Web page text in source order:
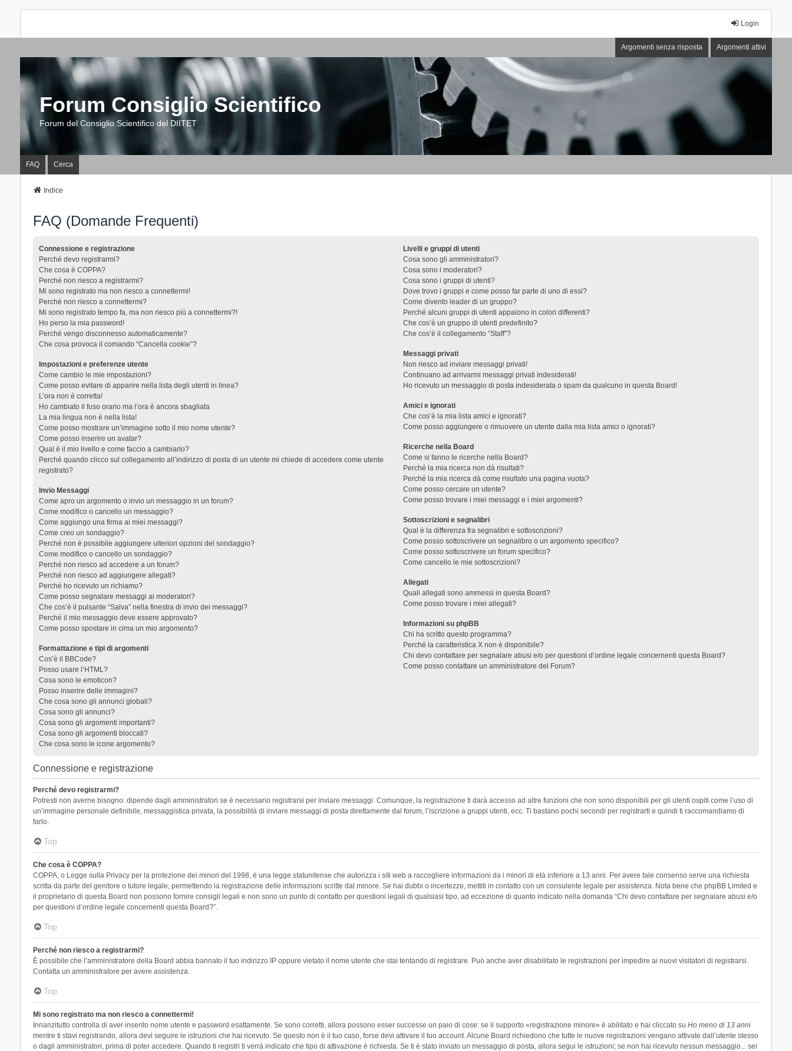
Login
Argomenti senza risposta Argomenti attivi
Forum Consiglio Scientifico
Forum del Consiglio Scientifico del DIITET
FAQ Cerca
Indice
FAQ (Domande Frequenti)
Connessione e registrazione
Perché devo registrarmi?
Che cosa è COPPA?
Perché non riesco a registrarmi?
Mi sono registrato ma non riesco a connettermi!
Perché non riesco a connettermi?
Mi sono registrato tempo fa, ma non riesco più a connettermi?!
Ho perso la mia password!
Perché vengo disconnesso automaticamente?
Che cosa provoca il comando “Cancella cookie”?
Impostazioni e preferenze utente
Come cambio le mie impostazioni?
Come posso evitare di apparire nella lista degli utenti in linea?
L’ora non è corretta!
Ho cambiato il fuso orario ma l’ora è ancora sbagliata
La mia lingua non è nella lista!
Come posso mostrare un’immagine sotto il mio nome utente?
Come posso inserire un avatar?
Qual è il mio livello e come faccio a cambiarlo?
Perché quando clicco sul collegamento all’indirizzo di posta di un utente mi chiede di accedere come utente
registrato?
Invio Messaggi
Come apro un argomento o invio un messaggio in un forum?
Come modifico o cancello un messaggio?
Come aggiungo una firma ai miei messaggi?
Come creo un sondaggio?
Perché non è possibile aggiungere ulteriori opzioni del sondaggio?
Come modifico o cancello un sondaggio?
Perché non riesco ad accedere a un forum?
Perché non riesco ad aggiungere allegati?
Perché ho ricevuto un richiamo?
Come posso segnalare messaggi ai moderatori?
Che cos’è il pulsante “Salva” nella finestra di invio dei messaggi?
Perché il mio messaggio deve essere approvato?
Come posso spostare in cima un mio argomento?
Formattazione e tipi di argomenti
Cos’è il BBCode?
Posso usare l’HTML?
Cosa sono le emoticon?
Posso inserire delle immagini?
Che cosa sono gli annunci globali?
Cosa sono gli annunci?
Cosa sono gli argomenti importanti?
Cosa sono gli argomenti bloccati?
Che cosa sono le icone argomento?
Livelli e gruppi di utenti
Cosa sono gli amministratori?
Cosa sono i moderatori?
Cosa sono i gruppi di utenti?
Dove trovo i gruppi e come posso far parte di uno di essi?
Come divento leader di un gruppo?
Perché alcuni gruppi di utenti appaiono in colori differenti?
Che cos’è un gruppo di utenti predefinito?
Che cos’è il collegamento “Staff”?
Messaggi privati
Non riesco ad inviare messaggi privati!
Continuano ad arrivarmi messaggi privati indesiderati!
Ho ricevuto un messaggio di posta indesiderata o spam da qualcuno in questa Board!
Amici e ignorati
Che cos’è la mia lista amici e ignorati?
Come posso aggiungere o rimuovere un utente dalla mia lista amici o ignorati?
Ricerche nella Board
Come si fanno le ricerche nella Board?
Perché la mia ricerca non dà risultati?
Perché la mia ricerca dà come risultato una pagina vuota?
Come posso cercare un utente?
Come posso trovare i miei messaggi e i miei argomenti?
Sottoscrizioni e segnalibri
Qual è la differenza fra segnalibri e sottoscrizioni?
Come posso sottoscrivere un segnalibro o un argomento specifico?
Come posso sottoscrivere un forum specifico?
Come cancello le mie sottoscrizioni?
Allegati
Quali allegati sono ammessi in questa Board?
Come posso trovare i miei allegati?
Informazioni su phpBB
Chi ha scritto questo programma?
Perché la caratteristica X non è disponibile?
Chi devo contattare per segnalare abusi e/o per questioni d’ordine legale concernenti questa Board?
Come posso contattare un amministratore del Forum?
Connessione e registrazione
Perché devo registrarmi?
Potresti non averne bisogno: dipende dagli amministratori se è necessario registrarsi per inviare messaggi. Comunque, la registrazione ti darà accesso ad altre funzioni che non sono disponibili per gli utenti ospiti come l’uso di
un’immagine personale definibile, messaggistica privata, la possibilità di inviare messaggi di posta direttamente dal forum, l’iscrizione a gruppi utenti, ecc. Ti bastano pochi secondi per registrarti e quindi ti raccomandiamo di
farlo.
Top
Che cosa è COPPA?
COPPA, o Legge sulla Privacy per la protezione dei minori del 1998, è una legge statunitense che autorizza i siti web a raccogliere informazioni da i minori di età inferiore a 13 anni. Per avere tale consenso serve una richiesta
scritta da parte del genitore o tutore legale, permettendo la registrazione delle informazioni scritte dal minore. Se hai dubbi o incertezze, mettiti in contatto con un consulente legale per assistenza. Nota bene che phpBB Limited e
il proprietario di questa Board non possono fornire consigli legali e non sono un punto di contatto per questioni legali di qualsiasi tipo, ad eccezione di quanto indicato nella domanda “Chi devo contattare per segnalare abusi e/o
per questioni d’ordine legale concernenti questa Board?”.
Top
Perché non riesco a registrarmi?
È possibile che l’amministratore della Board abbia bannato il tuo indirizzo IP oppure vietato il nome utente che stai tentando di registrare. Può anche aver disabilitato le registrazioni per impedire ai nuovi visitatori di registrarsi.
Contatta un amministratore per avere assistenza.
Top
Mi sono registrato ma non riesco a connettermi!
Innanzitutto controlla di aver inserito nome utente e password esattamente. Se sono corretti, allora possono esser successe un paio di cose: se il supporto «registrazione minore» è abilitato e hai cliccato su Ho meno di 13 anni
mentre ti stavi registrando, allora devi seguire le istruzioni che hai ricevuto. Se questo non è il tuo caso, forse devi attivare il tuo account. Alcune Board richiedono che tutte le nuove registrazioni vengano attivate dall’utente stesso
o dagli amministratori, prima di poter accedere. Quando ti registri ti verrà indicato che tipo di attivazione è richiesta. Se ti è stato inviato un messaggio di posta, allora segui le istruzioni; se non hai ricevuto nessun messaggio... sei